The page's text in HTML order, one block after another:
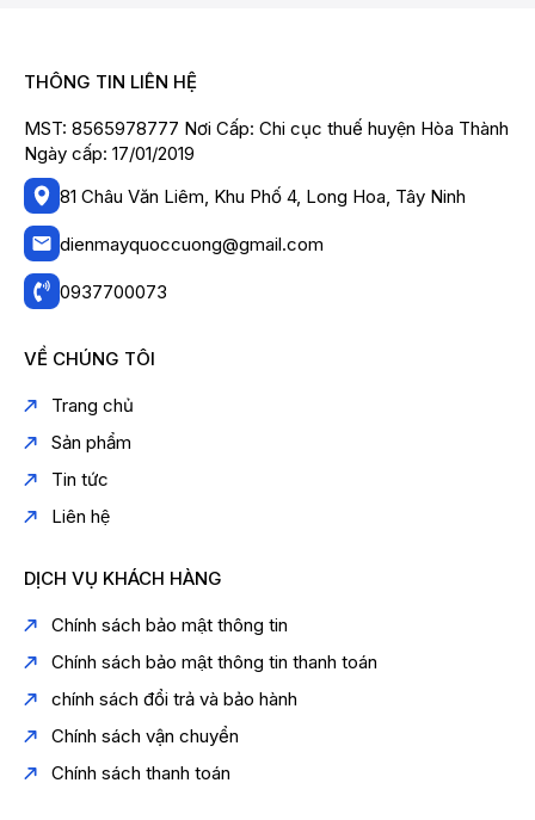
THÔNG TIN LIÊN HỆ
MST: 8565978777 Nơi Cấp: Chi cục thuế huyện Hòa Thành
Ngày cấp: 17/01/2019
81 Châu Văn Liêm, Khu Phố 4, Long Hoa, Tây Ninh
dienmayquoccuong@gmail.com
0937700073
VỀ CHÚNG TÔI
Trang chủ
Sản phẩm
Tin tức
Liên hệ
DỊCH VỤ KHÁCH HÀNG
Chính sách bảo mật thông tin
Chính sách bảo mật thông tin thanh toán
chính sách đổi trả và bảo hành
Chính sách vận chuyển
Chính sách thanh toán